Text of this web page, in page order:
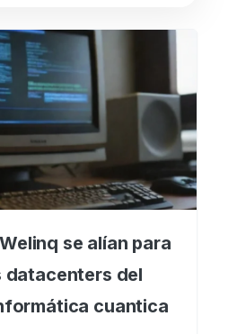
se alían para
datacenters del
cuantica